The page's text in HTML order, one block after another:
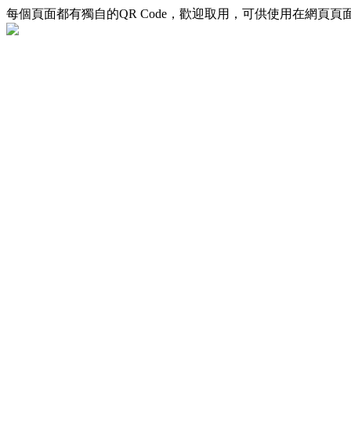
每個頁面都有獨自的QR Code，歡迎取用，可供使用在網頁頁